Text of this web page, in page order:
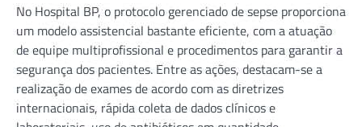
No Hospital BP, o protocolo gerenciado de sepse proporciona
um modelo assistencial bastante eficiente, com a atuação
de equipe multiprofissional e procedimentos para garantir a
segurança dos pacientes. Entre as ações, destacam-se a
realização de exames de acordo com as diretrizes
internacionais, rápida coleta de dados clínicos e